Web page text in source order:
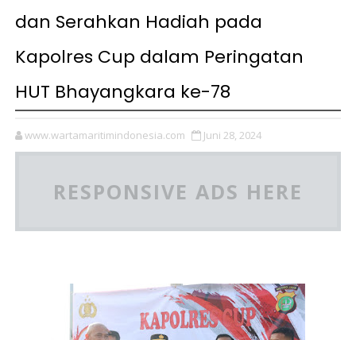
dan Serahkan Hadiah pada
Kapolres Cup dalam Peringatan
HUT Bhayangkara ke-78
www.wartamaritimindonesia.com Juni 28, 2024
RESPONSIVE ADS HERE